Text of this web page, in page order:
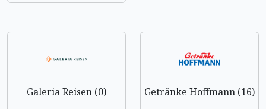
Galeria Reisen (0) Getränke Hoffmann (16)